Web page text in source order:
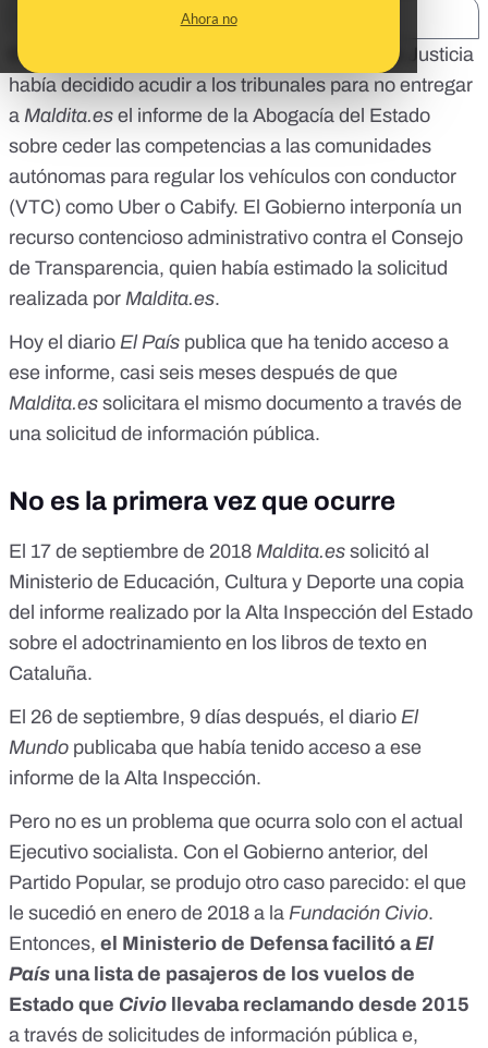
Ahora no
El lunes
informábamos de que el Ministerio de Justicia
había decidido acudir a los tribunales para no entregar
a Maldita.es el informe de la Abogacía del Estado
sobre ceder las competencias a las comunidades
autónomas para regular los vehículos con conductor
(VTC) como Uber o Cabify. El Gobierno interponía un
recurso contencioso administrativo contra el Consejo
de Transparencia, quien había estimado la solicitud
realizada por Maldita.es.
Hoy el diario El País publica que ha tenido acceso a
ese informe, casi seis meses después de que
Maldita.es solicitara el mismo documento a través de
una solicitud de información pública.
No es la primera vez que ocurre
El 17 de septiembre de 2018 Maldita.es solicitó al
Ministerio de Educación, Cultura y Deporte una copia
del informe realizado por la Alta Inspección del Estado
sobre el adoctrinamiento en los libros de texto en
Cataluña.
El 26 de septiembre, 9 días después, el diario El
Mundo publicaba que había tenido acceso a ese
informe de la Alta Inspección.
Pero no es un problema que ocurra solo con el actual
Ejecutivo socialista. Con el Gobierno anterior, del
Partido Popular, se produjo otro caso parecido: el que
le sucedió en enero de 2018 a la Fundación Civio.
Entonces, el Ministerio de Defensa facilitó aEl
País una lista de pasajeros de los vuelos de
Estado que Civio llevaba reclamando desde 2015
a través de solicitudes de información pública e,